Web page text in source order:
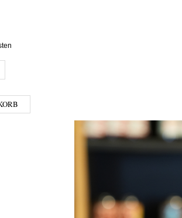
& FRIENDS - INDIA ALE MENGE